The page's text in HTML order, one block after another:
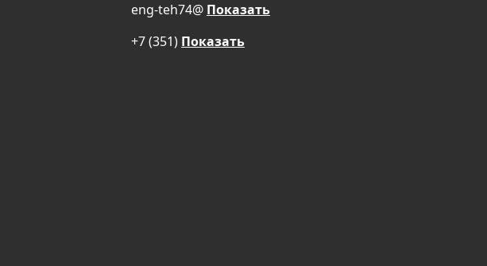
eng-teh74@ Показать
+7 (351) Показать